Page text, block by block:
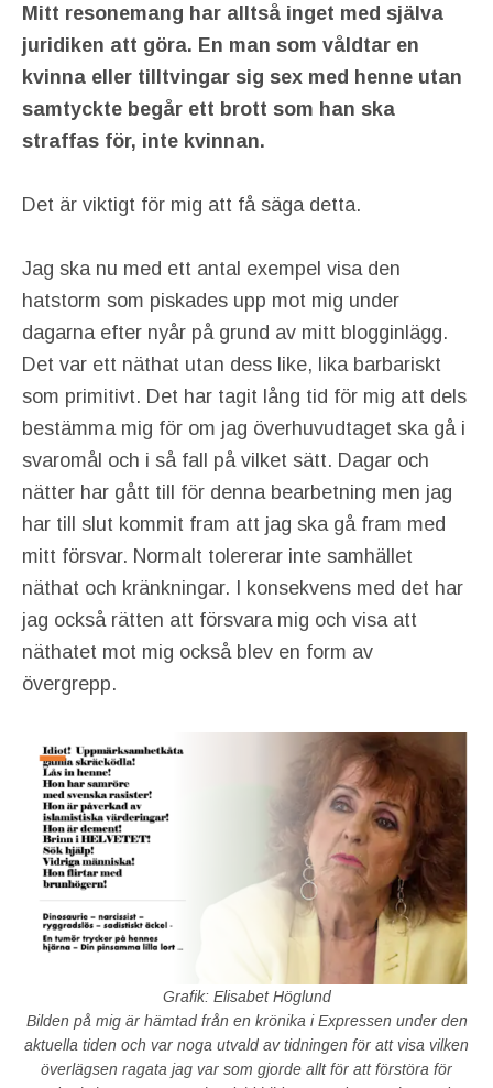
Mitt resonemang har alltså inget med själva
juridiken att göra. En man som våldtar en
kvinna eller tilltvingar sig sex med henne utan
samtyckte begår ett brott som han ska
straffas för, inte kvinnan.
Det är viktigt för mig att få säga detta.
Jag ska nu med ett antal exempel visa den
hatstorm som piskades upp mot mig under
dagarna efter nyår på grund av mitt blogginlägg.
Det var ett näthat utan dess like, lika barbariskt
som primitivt. Det har tagit lång tid för mig att dels
bestämma mig för om jag överhuvudtaget ska gå i
svaromål och i så fall på vilket sätt. Dagar och
nätter har gått till för denna bearbetning men jag
har till slut kommit fram att jag ska gå fram med
mitt försvar. Normalt tolererar inte samhället
näthat och kränkningar. I konsekvens med det har
jag också rätten att försvara mig och visa att
näthatet mot mig också blev en form av
övergrepp.
Grafik: Elisabet Höglund
Bilden på mig är hämtad från en krönika i Expressen under den
aktuella tiden och var noga utvald av tidningen för att visa vilken
överlägsen ragata jag var som gjorde allt för att förstöra för